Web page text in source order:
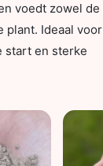
voedt zowel de
plant. Ideaal voor
start en sterke